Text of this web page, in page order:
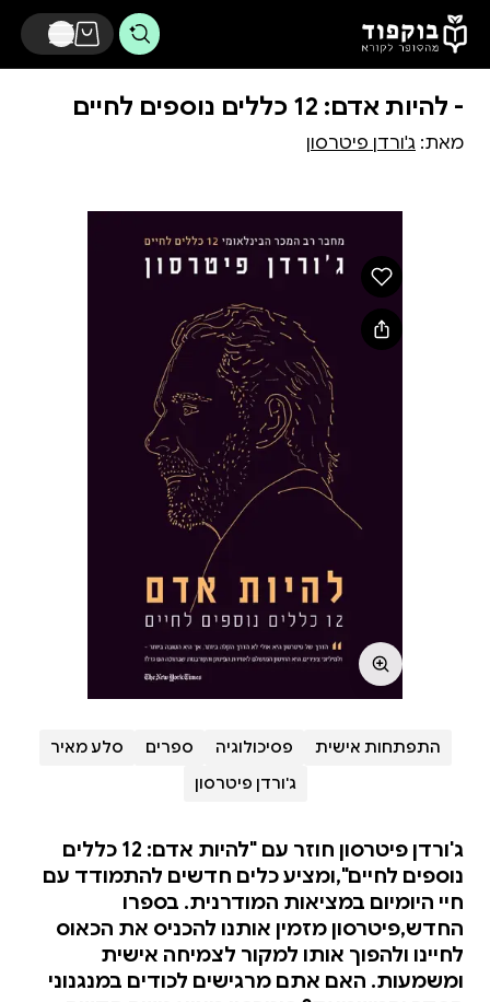
דלג לתוכן הראשי
- להיות אדם: 12 כללים נוספים לחיים
מאת: ג'ורדן פיטרסון
התפתחות אישית פסיכולוגיה ספרים
סלע מאיר
ג'ורדן פיטרסון
ג'ורדן פיטרסון חוזר עם "להיות אדם: 12 כללים
נוספים לחיים",ומציע כלים חדשים להתמודד עם
חיי היומיום במציאות המודרנית. בספרו
החדש,פיטרסון מזמין אותנו להכניס את הכאוס
לחיינו ולהפוך אותו למקור לצמיחה אישית
ומשמעות. האם אתם מרגישים לכודים במנגנוני